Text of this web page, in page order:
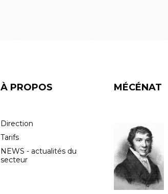
À PROPOS
Direction
Tarifs
NEWS - actualités du
secteur
MÉCÉNAT